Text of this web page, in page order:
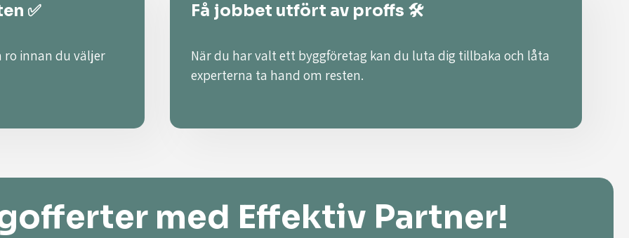
✅
ro innan du väljer
Få jobbet utfört av proffs 🛠️
När du har valt ett byggföretag kan du luta dig tillbaka och låta
experterna ta hand om resten.
med Effektiv Partner!